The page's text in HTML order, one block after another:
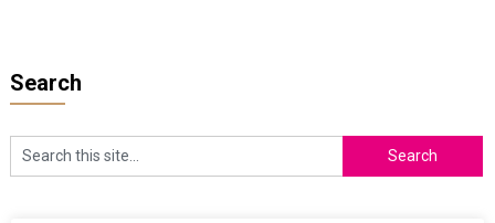
Search